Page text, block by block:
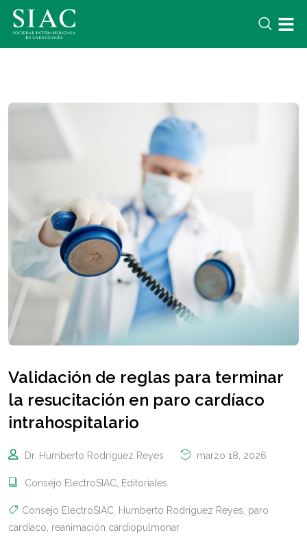
Validación de reglas para terminar
la resucitación en paro cardíaco
intrahospitalario
Dr. Humberto Rodríguez Reyes marzo 18, 2026
Consejo ElectroSIAC, Editoriales
Consejo ElectroSIAC, Humberto Rodríguez Reyes, paro
cardíaco, reanimación cardiopulmonar